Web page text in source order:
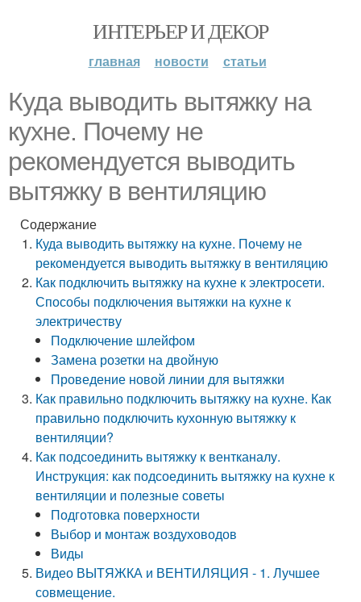
ИНТЕРЬЕР И ДЕКОР
главная новости статьи
Куда выводить вытяжку на
кухне. Почему не
рекомендуется выводить
вытяжку в вентиляцию
Содержание
Куда выводить вытяжку на кухне. Почему не
рекомендуется выводить вытяжку в вентиляцию
Как подключить вытяжку на кухне к электросети.
Способы подключения вытяжки на кухне к
электричеству
Подключение шлейфом
Замена розетки на двойную
Проведение новой линии для вытяжки
Как правильно подключить вытяжку на кухне. Как
правильно подключить кухонную вытяжку к
вентиляции?
Как подсоединить вытяжку к вентканалу.
Инструкция: как подсоединить вытяжку на кухне к
вентиляции и полезные советы
Подготовка поверхности
Выбор и монтаж воздуховодов
Виды
Видео ВЫТЯЖКА и ВЕНТИЛЯЦИЯ - 1. Лучшее
совмещение.